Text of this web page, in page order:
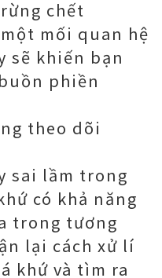
chết
mối quan hệ
sẽ khiến bạn
phiền
theo dõi
sai lầm trong
có khả năng
trong tương
lại cách xử lí
khứ và tìm ra